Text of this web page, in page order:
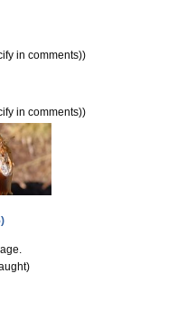
in comments))
in comments))